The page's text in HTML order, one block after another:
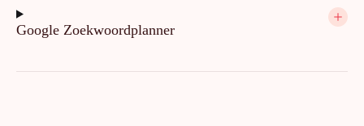
Google Zoekwoordplanner